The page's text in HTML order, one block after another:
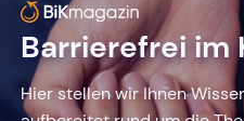
Barrierefrei im
Hier stellen wir Ihnen